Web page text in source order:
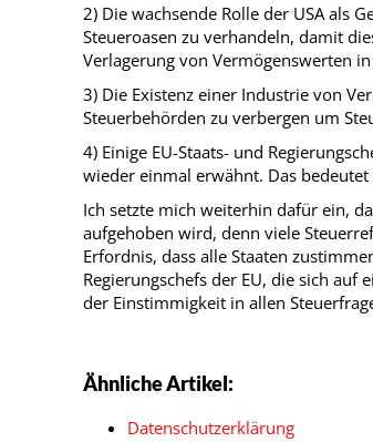
2) Die wachsende Rolle der USA als
Steueroasen zu verhandeln, damit
Verlagerung von Vermögenswerten
3) Die Existenz einer Industrie von
Steuerbehörden zu verbergen um
4) Einige EU-Staats- und
wieder einmal erwähnt. Das
Ich setzte mich weiterhin dafür ein,
aufgehoben wird, denn viele
Erfordnis, dass alle Staaten
Regierungschefs der EU, die sich auf
der Einstimmigkeit in allen
Ähnliche Artikel:
Datenschutzerklärung